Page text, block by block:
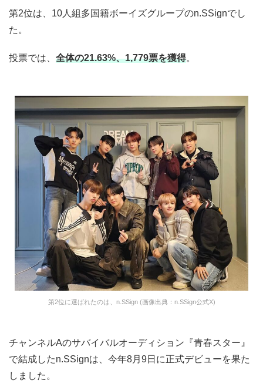
第2位は、10人組多国籍ボーイズグループのn.SSignでし
た。
投票では、 全体の21.63%、1,779票を獲得。
第2位に選ばれたのは、n.SSign (画像出典：n.SSign公式X)
チャンネルAのサバイバルオーディション『青春スター』
で結成したn.SSignは、今年8月9日に正式デビューを果た
しました。